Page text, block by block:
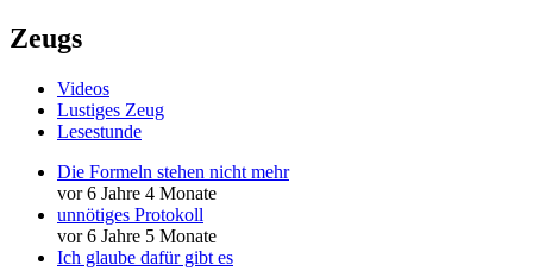
Zeugs
Videos
Lustiges Zeug
Lesestunde
Die Formeln stehen nicht mehr
vor 6 Jahre 4 Monate
unnötiges Protokoll
vor 6 Jahre 5 Monate
Ich glaube dafür gibt es